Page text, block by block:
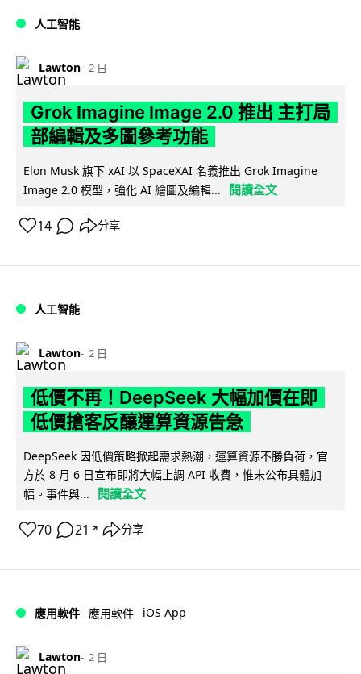
人工智能
Lawton 2 日
Grok Imagine Image 2.0 推出 主打局
部編輯及多圖參考功能
Elon Musk 旗下 xAI 以 SpaceXAI 名義推出 Grok Imagine
Image 2.0 模型，強化 AI 繪圖及編輯...
閱讀全文
14 分享
人工智能
Lawton 2 日
低價不再！DeepSeek 大幅加價在即
低價搶客反釀運算資源告急
DeepSeek 因低價策略掀起需求熱潮，運算資源不勝負荷，官
方於 8 月 6 日宣布即將大幅上調 API 收費，惟未公布具體加
幅。事件與...
閱讀全文
70 21 ↗ 分享
應用軟件 應用軟件 iOS App
Lawton 2 日